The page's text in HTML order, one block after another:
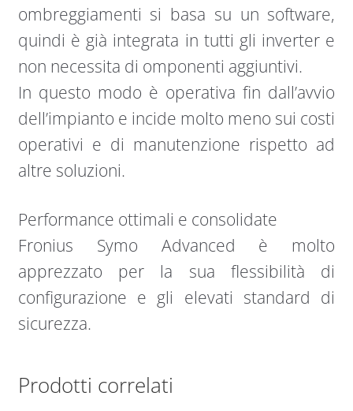
ombreggiamenti si basa su un software,
quindi è già integrata in tutti gli inverter e
non necessita di omponenti aggiuntivi.
In questo modo è operativa fin dall’avvio
dell’impianto e incide molto meno sui costi
operativi e di manutenzione rispetto ad
altre soluzioni.
Performance ottimali e consolidate
Fronius Symo Advanced è molto
apprezzato per la sua flessibilità di
configurazione e gli elevati standard di
sicurezza.
Prodotti correlati